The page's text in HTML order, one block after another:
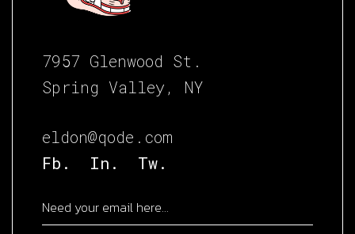
7957 Glenwood St.
Spring Valley, NY
eldon@qode.com
Fb.
In. Tw.